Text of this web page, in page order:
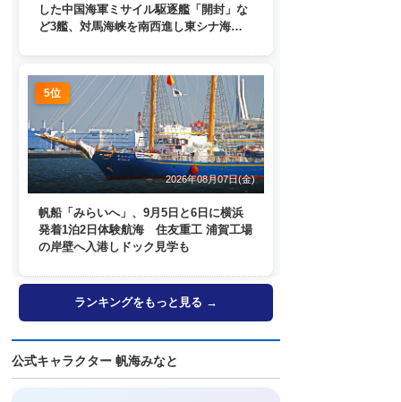
した中国海軍ミサイル駆逐艦「開封」な
ど3艦、対馬海峡を南西進し東シナ海
5位
2026年08月07日(金)
帆船「みらいへ」、9月5日と6日に横浜
発着1泊2日体験航海 住友重工 浦賀工場
の岸壁へ入港しドック見学も
ランキングをもっと見る →
公式キャラクター 帆海みなと